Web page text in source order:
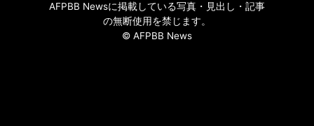
AFPBB Newsに掲載している写真・見出し・記事
の無断使用を禁じます。
© AFPBB News